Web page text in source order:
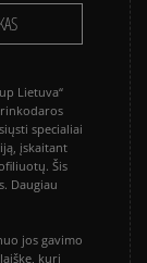
Lietuva“
specialiai
įskaitant
Šis
Daugiau
jos gavimo
kurį